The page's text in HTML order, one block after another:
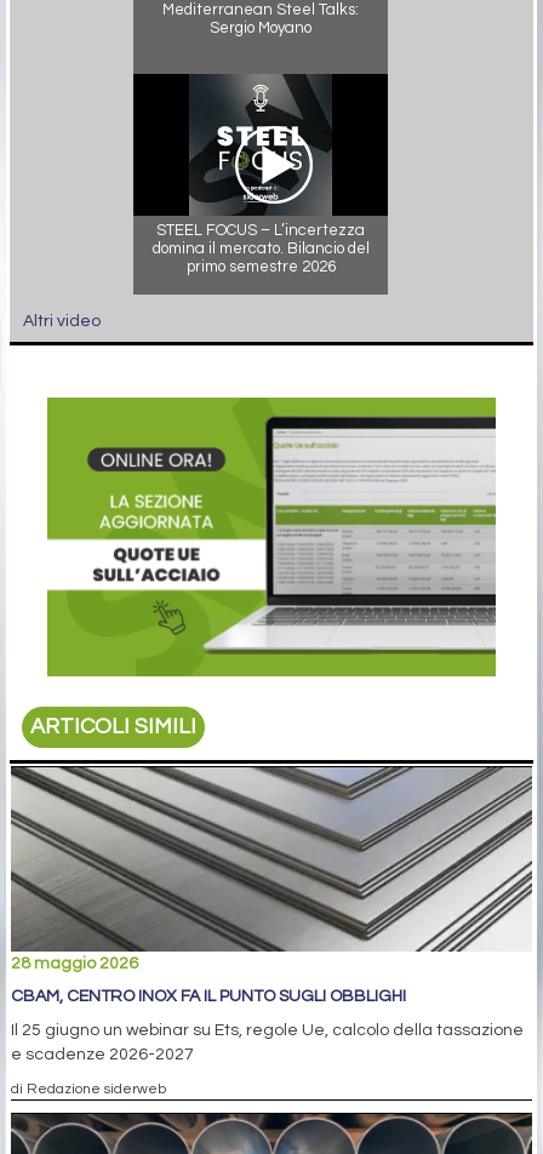
Mediterranean Steel Talks:
Sergio Moyano
STEEL FOCUS – L’incertezza
domina il mercato. Bilancio del
primo semestre 2026
Altri video
ARTICOLI SIMILI
28 maggio 2026
CBAM, CENTRO INOX FA IL PUNTO SUGLI OBBLIGHI
Il 25 giugno un webinar su Ets, regole Ue, calcolo della tassazione
e scadenze 2026-2027
di Redazione siderweb